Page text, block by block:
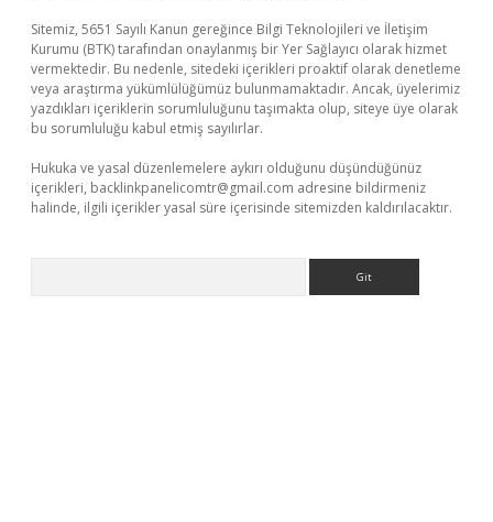
Sitemiz, 5651 Sayılı Kanun gereğince Bilgi Teknolojileri ve İletişim
Kurumu (BTK) tarafından onaylanmış bir Yer Sağlayıcı olarak hizmet
vermektedir. Bu nedenle, sitedeki içerikleri proaktif olarak denetleme
veya araştırma yükümlülüğümüz bulunmamaktadır. Ancak, üyelerimiz
yazdıkları içeriklerin sorumluluğunu taşımakta olup, siteye üye olarak
bu sorumluluğu kabul etmiş sayılırlar.
Hukuka ve yasal düzenlemelere aykırı olduğunu düşündüğünüz
içerikleri, backlinkpanelicomtr@gmail.com adresine bildirmeniz
halinde, ilgili içerikler yasal süre içerisinde sitemizden kaldırılacaktır.